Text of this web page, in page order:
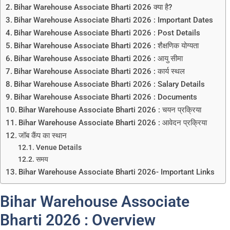
Bihar Warehouse Associate Bharti 2026 क्या है?
Bihar Warehouse Associate Bharti 2026 : Important Dates
Bihar Warehouse Associate Bharti 2026 : Post Details
Bihar Warehouse Associate Bharti 2026 : शैक्षणिक योग्यता
Bihar Warehouse Associate Bharti 2026 : आयु सीमा
Bihar Warehouse Associate Bharti 2026 : कार्य स्थल
Bihar Warehouse Associate Bharti 2026 : Salary Details
Bihar Warehouse Associate Bharti 2026 : Documents
Bihar Warehouse Associate Bharti 2026 : चयन प्रक्रिया
Bihar Warehouse Associate Bharti 2026 : आवेदन प्रक्रिया
जॉब कैंप का स्थान
Venue Details
समय
Bihar Warehouse Associate Bharti 2026- Important Links
Bihar Warehouse Associate
Bharti 2026 : Overview